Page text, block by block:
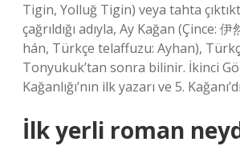
Tigin, Yolluğ Tigin) veya tahta
çağrıldığı adıyla, Ay Kağan (Çince:
hán, Türkçe telaffuzu: Ayhan),
Tonyukuk’tan sonra bilinir. İkinci
Kağanlığı’nın ilk yazarı ve 5.
İlk yerli roman